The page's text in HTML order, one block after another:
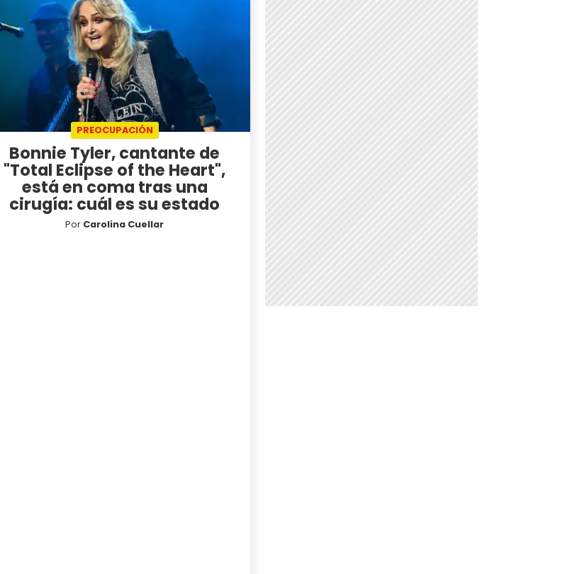
PREOCUPACIÓN
Bonnie Tyler, cantante de
"Total Eclipse of the Heart",
está en coma tras una
cirugía: cuál es su estado
Por Carolina Cuellar